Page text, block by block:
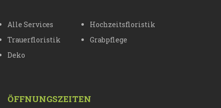
Alle Services
Hochzeitsfloristik
Trauerfloristik
Grabpflege
Deko
ÖFFNUNGSZEITEN